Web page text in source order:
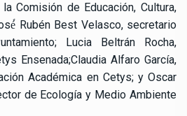
Comisión de Educación, Cultura,
Rubén Best Velasco, secretario
Lucia Beltrán Rocha,
Ensenada;Claudia Alfaro García,
Académica en Cetys; y Oscar
de Ecología y Medio Ambiente